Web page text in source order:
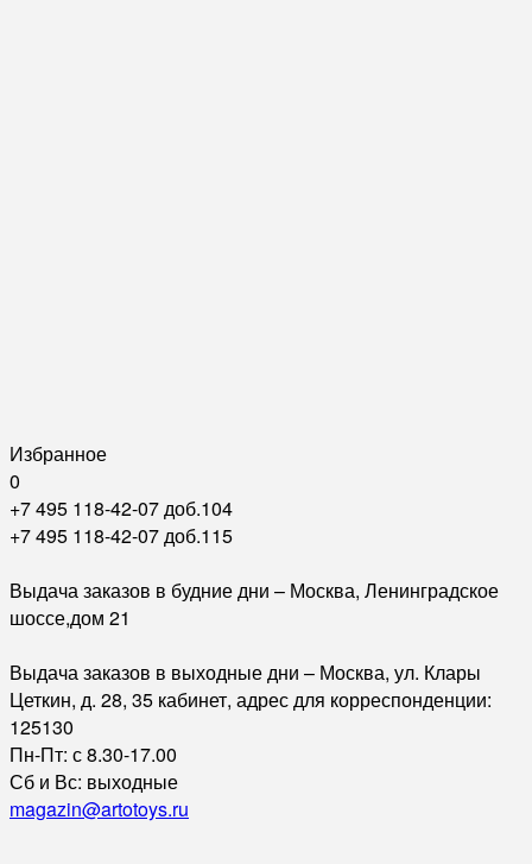
Избранное
0
+7 495 118-42-07 доб.104
+7 495 118-42-07 доб.115
Выдача заказов в будние дни – Москва, Ленинградское
шоссе,дом 21
Выдача заказов в выходные дни – Москва, ул. Клары
Цеткин, д. 28, 35 кабинет, адрес для корреспонденции:
125130
Пн-Пт: с 8.30-17.00
Сб и Вс: выходные
magazin@artotoys.ru